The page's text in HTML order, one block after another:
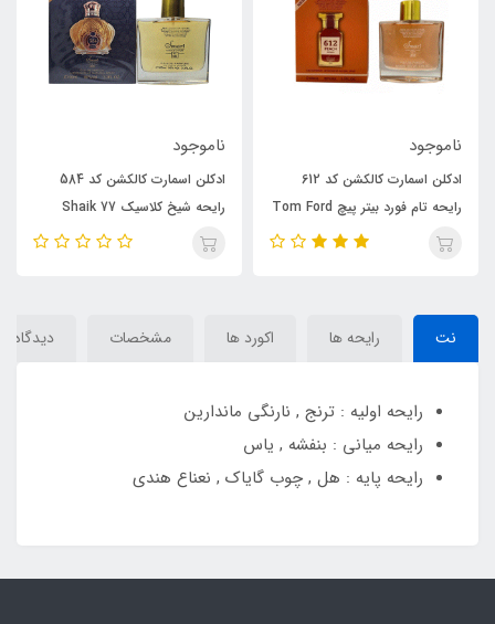
ناموجود
ادکلن اسمارت کالکشن کد 612
رایحه تام فورد بیتر پیچ Tom Ford
Bitter Peach
ناموجود
ادکلن اسمارت کالکشن کد 584
رایحه شیخ کلاسیک 77 Shaik
Opulent Classic No 77
نت رایحه ها اکورد ها مشخصات دیدگاه‌ها
رایحه اولیه : ترنج , نارنگی ماندارین
رایحه میانی : بنفشه , یاس
رایحه پایه : هل , چوب گایاک , نعناع هندی